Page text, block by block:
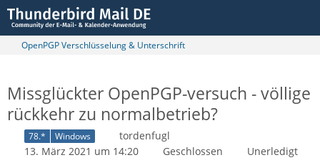
OpenPGP Verschlüsselung & Unterschrift
Missglückter OpenPGP-versuch - völlige
rückkehr zu normalbetrieb?
78.* Windows
tordenfugl
13. März 2021 um 14:20
Geschlossen Unerledigt